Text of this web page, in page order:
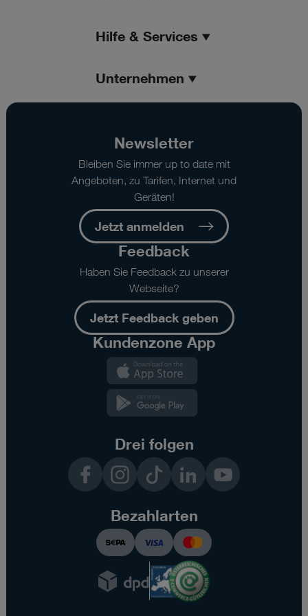
Hilfe & Services
Unternehmen
Newsletter
Bleiben Sie immer up to date mit
Angeboten, zu Tarifen, Internet und
Geräten!
Jetzt anmelden
Feedback
Haben Sie Feedback zu unserer
Webseite?
Jetzt Feedback geben
Kundenzone App
Drei folgen
InstagramTikTok LinkedInYouTube
Bezahlarten